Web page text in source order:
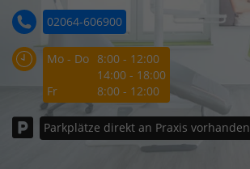
02064-606900
Mo - Do 8:00 - 12:00
14:00 - 18:00
Fr
8:00 - 12:00
Parkplätze direkt an Praxis vorhanden